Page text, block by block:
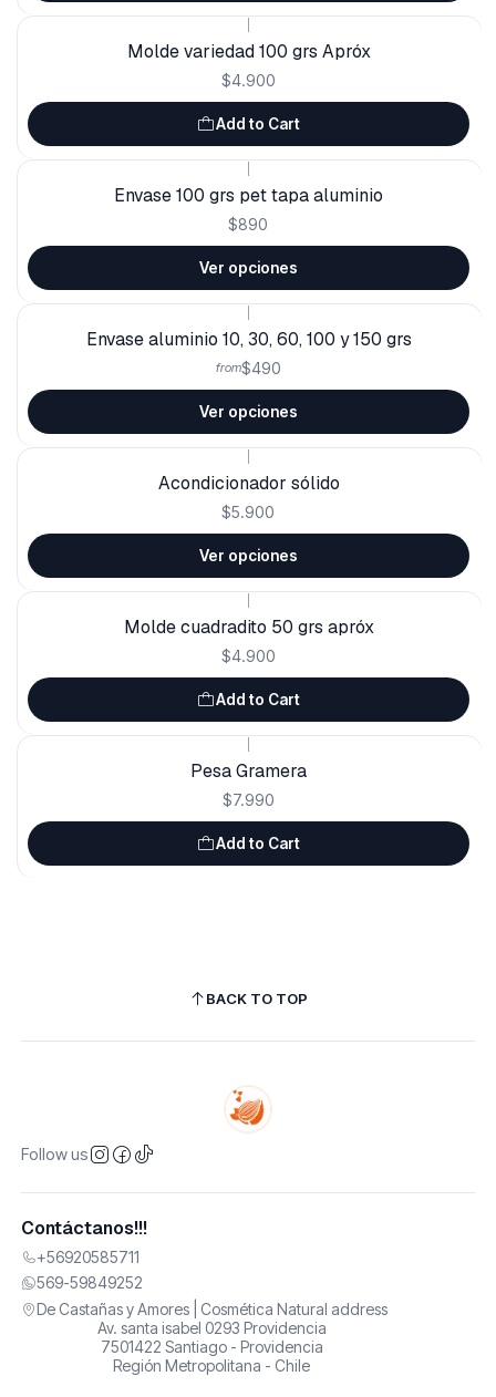
Molde variedad 100 grs Apróx
$4.900
Add to Cart
Envase 100 grs pet tapa aluminio
$890
Ver opciones
Envase aluminio 10, 30, 60, 100 y 150 grs
from$490
Ver opciones
Acondicionador sólido
$5.900
Ver opciones
Molde cuadradito 50 grs apróx
$4.900
Add to Cart
Pesa Gramera
$7.990
Add to Cart
BACK TO TOP
Follow us
Contáctanos!!!
+56920585711
569-59849252
De Castañas y Amores | Cosmética Natural address
Av. santa isabel 0293 Providencia
7501422 Santiago - Providencia
Región Metropolitana - Chile